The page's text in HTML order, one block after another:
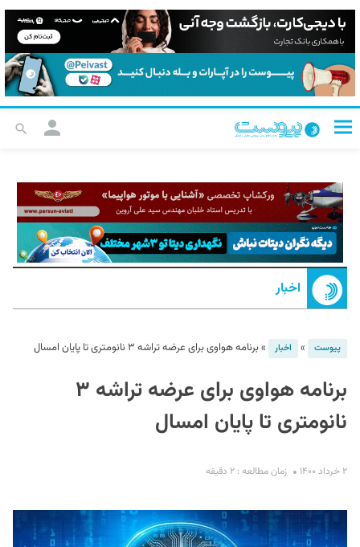
اخبار
پیوست » اخبار »برنامه هواوی برای عرضه تراشه ۳ نانومتری تا پایان امسال
برنامه هواوی برای عرضه تراشه ۳
نانومتری تا پایان امسال
۲ خرداد ۱۴۰۰ زمان مطالعه : ۲ دقیقه